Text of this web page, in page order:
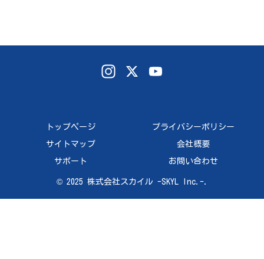
In
X
e
Ch
an
ne
l
トップページ プライバシーポリシー
サイトマップ 会社概要
サポート お問い合わせ
© 2025 株式会社スカイル -SKYL Inc.-.